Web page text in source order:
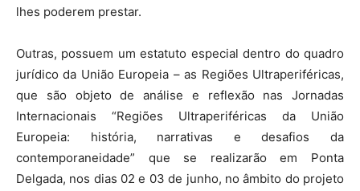
lhes poderem prestar.
Outras, possuem um estatuto especial dentro do quadro
jurídico da União Europeia – as Regiões Ultraperiféricas,
que são objeto de análise e reflexão nas Jornadas
Internacionais “Regiões Ultraperiféricas da União
Europeia: história, narrativas e desafios da
contemporaneidade” que se realizarão em Ponta
Delgada, nos dias 02 e 03 de junho, no âmbito do projeto